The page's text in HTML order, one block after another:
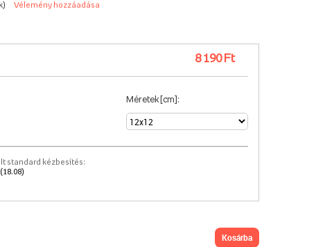
) Vélemény hozzáadása
8 190 Ft
Méretek [cm]:
standard kézbesítés:
kosárba